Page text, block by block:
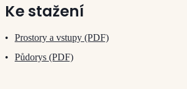
Ke stažení
Prostory a vstupy (PDF)
Půdorys (PDF)